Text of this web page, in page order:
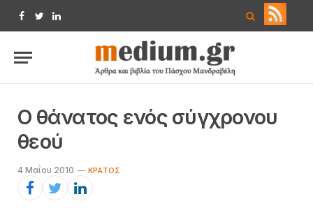
Facebook
TwitterLinkedIn
Ο θάνατος ενός σύγχρονου
θεού
4 Μαΐου 2010 ΚΡΆΤΟΣ